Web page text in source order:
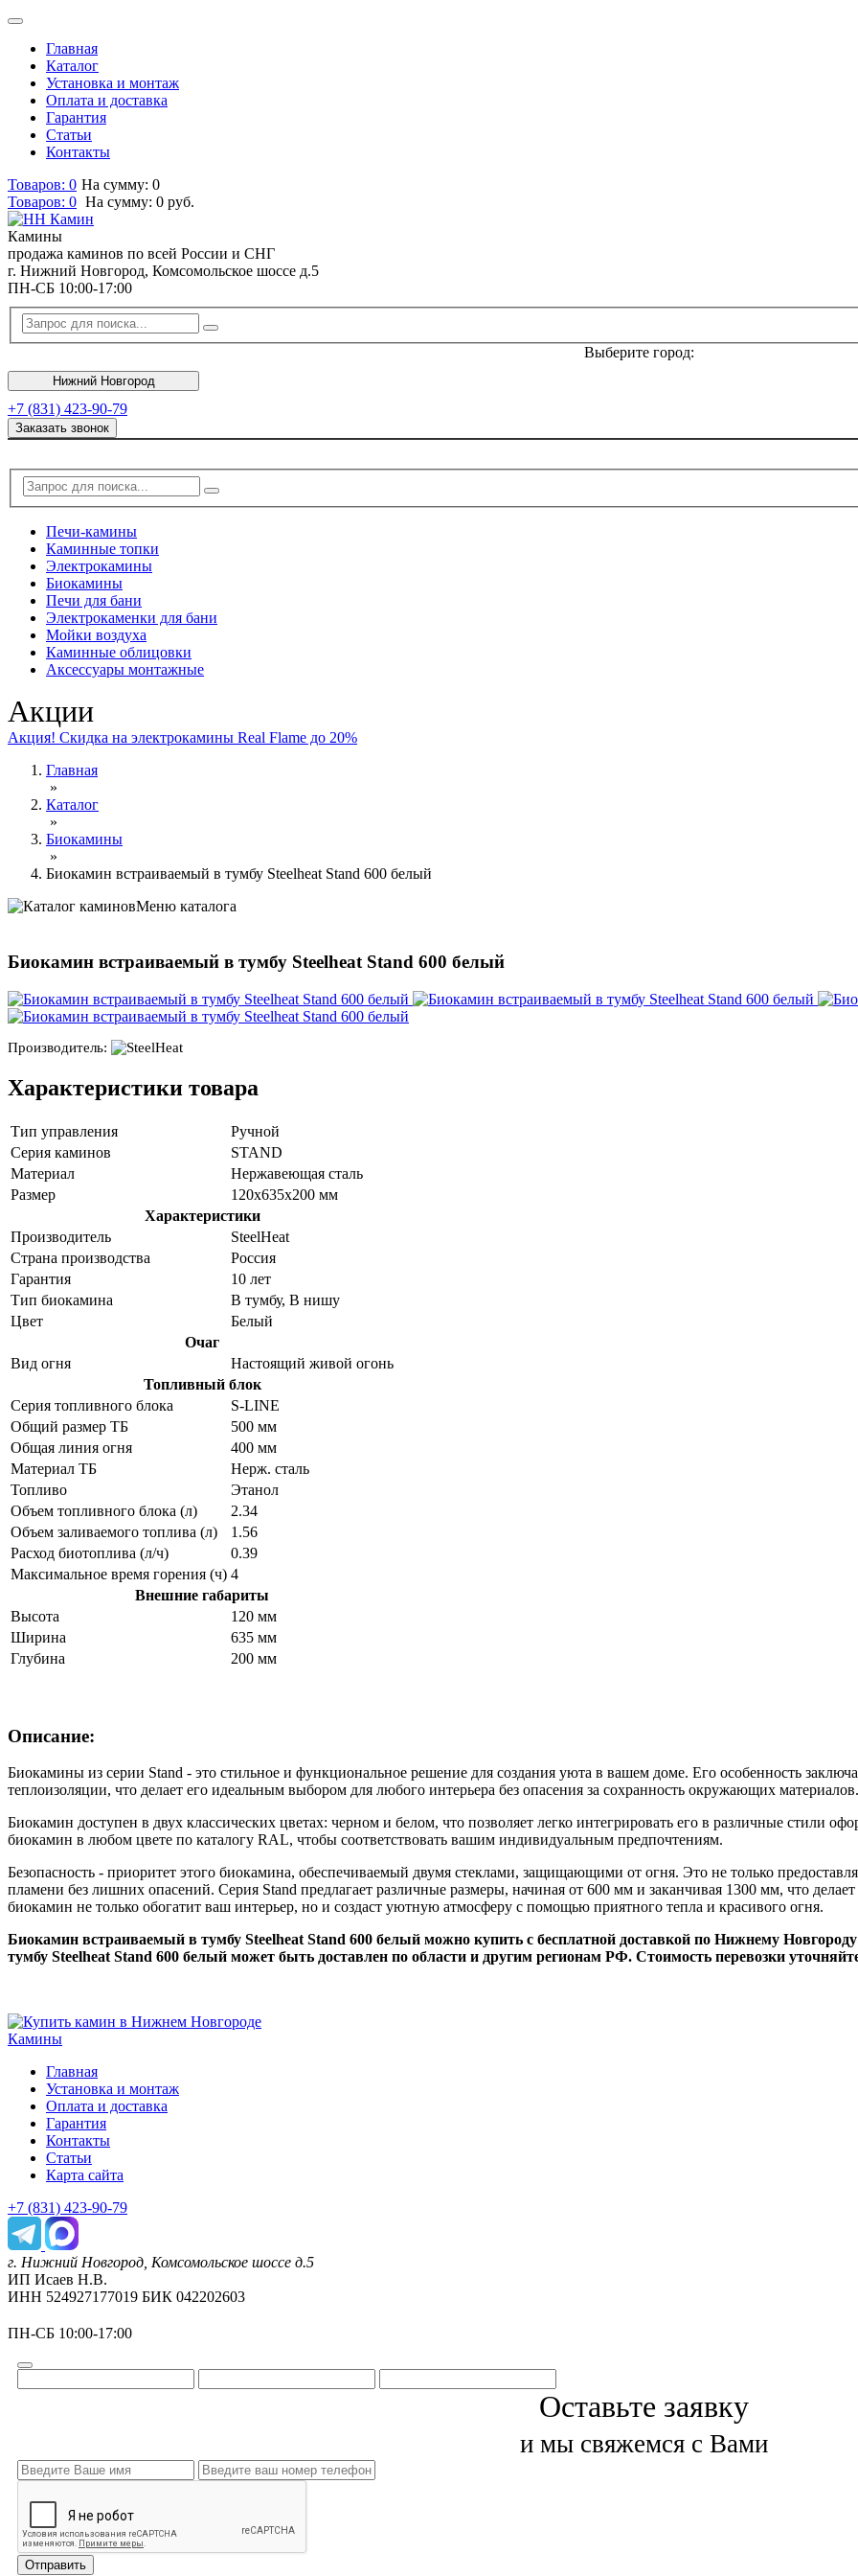
Главная
Каталог
Установка и монтаж
Оплата и доставка
Гарантия
Статьи
Контакты
Товаров: 0 На сумму: 0
Товаров: 0 На сумму: 0 руб.
Камины
продажа каминов по всей России и СНГ
г. Нижний Новгород, Комсомольское шоссе д.5
ПН-СБ 10:00-17:00
Выберите город:
Нижний Новгород
+7 (831) 423-90-79
Заказать звонок
Печи-камины
Каминные топки
Электрокамины
Биокамины
Печи для бани
Электрокаменки для бани
Мойки воздуха
Каминные облицовки
Аксессуары монтажные
Акции
Акция! Скидка на электрокамины Real Flame до 20%
Главная
»
Каталог
»
Биокамины
»
Биокамин встраиваемый в тумбу Steelheat Stand 600 белый
Меню каталога
Биокамин встраиваемый в тумбу Steelheat Stand 600 белый
Производитель:
Характеристики товара
Тип управления
Ручной
Серия каминов
STAND
Материал
Нержавеющая сталь
Размер
120х635х200 мм
Характеристики
Производитель
SteelHeat
Страна производства
Россия
Гарантия
10 лет
Тип биокамина
В тумбу, В нишу
Цвет
Белый
Очаг
Вид огня
Настоящий живой огонь
Топливный блок
Серия топливного блока
S-LINE
Общий размер ТБ
500 мм
Общая линия огня
400 мм
Материал ТБ
Нерж. сталь
Топливо
Этанол
Объем топливного блока (л)
2.34
Объем заливаемого топлива (л)
1.56
Расход биотоплива (л/ч)
0.39
Максимальное время горения (ч) 4
Внешние габариты
Высота
120 мм
Ширина
635 мм
Глубина
200 мм
Описание:
Биокамины из серии Stand - это стильное и функциональное решение для создания уюта в вашем доме. Его особенность
теплоизоляции, что делает его идеальным выбором для любого интерьера без опасения за сохранность окружающих материалов.
Биокамин доступен в двух классических цветах: черном и белом, что позволяет легко интегрировать его в различные стили
биокамин в любом цвете по каталогу RAL, чтобы соответствовать вашим индивидуальным предпочтениям.
Безопасность - приоритет этого биокамина, обеспечиваемый двумя стеклами, защищающими от огня. Это не только
пламени без лишних опасений. Серия Stand предлагает различные размеры, начиная от 600 мм и заканчивая 1300 мм, что
биокамин не только обогатит ваш интерьер, но и создаст уютную атмосферу с помощью приятного тепла и красивого огня.
Биокамин встраиваемый в тумбу Steelheat Stand 600 белый можно купить с бесплатной доставкой по Нижнему
тумбу Steelheat Stand 600 белый может быть доставлен по области и другим регионам РФ. Стоимость перевозки
Камины
Главная
Установка и монтаж
Оплата и доставка
Гарантия
Контакты
Статьи
Карта сайта
+7 (831) 423-90-79
г. Нижний Новгород, Комсомольское шоссе д.5
ИП Исаев Н.В.
ИНН 524927177019 БИК 042202603
ПН-СБ 10:00-17:00
Оставьте заявку
и мы свяжемся с Вами